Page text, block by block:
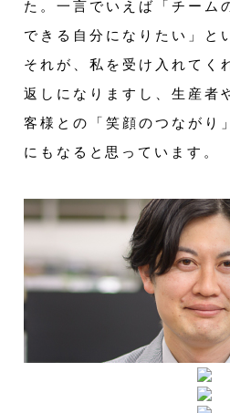
た。一言でいえば「チーム
できる自分になりたい」と
それが、私を受け入れてく
返しになりますし、生産者
客様との「笑顔のつながり
にもなると思っています。